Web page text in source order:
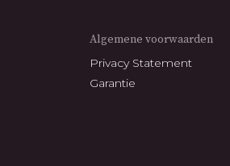
Algemene voorwaarden
Privacy Statement
Garantie